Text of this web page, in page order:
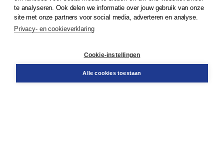
Klantenservice
Service & informatie
Contact
te analyseren. Ook delen we informatie over jouw gebruik van onze
site met onze partners voor social media, adverteren en analyse.
Privacy- en cookieverklaring
Cookie-instellingen
Alle cookies toestaan